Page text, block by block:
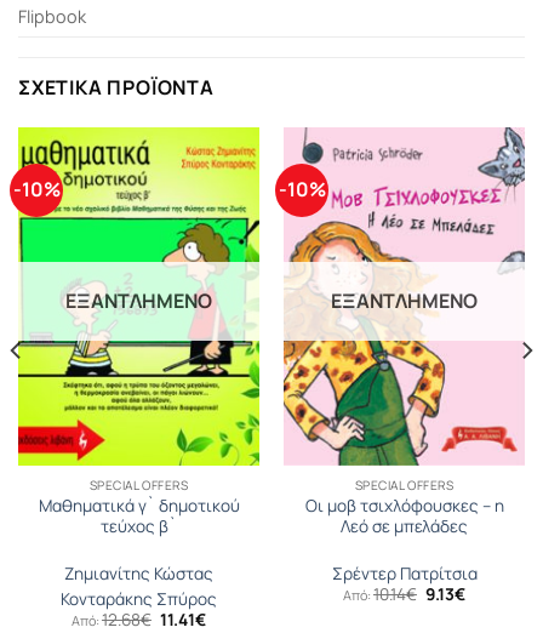
Flipbook
ΣΧΕΤΙΚΆ ΠΡΟΪΌΝΤΑ
-10%
ΕΞΑΝΤΛΗΜΈΝΟ
SPECIAL OFFERS
Μαθηματικά γ` δημοτικού
τεύχος β`
Ζημιανίτης Κώστας
Κονταράκης Σπύρος
Από: 12.68€ Original
11.41€Η
-10%
ΕΞΑΝΤΛΗΜΈΝΟ
SPECIAL OFFERS
Οι μοβ τσιχλόφουσκες – η
Λεό σε μπελάδες
Σρέντερ Πατρίτσια
Από: 10.14€ Original
9.13€Η